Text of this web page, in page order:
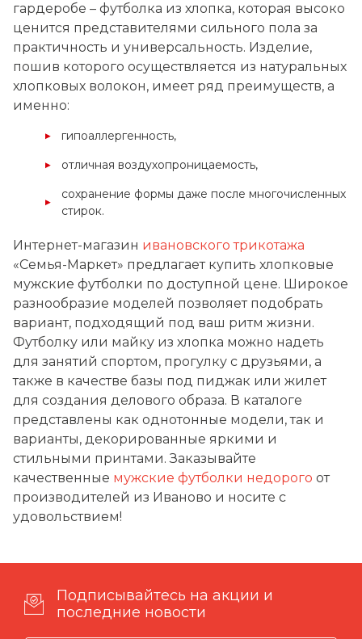
гардеробе – футболка из хлопка, которая высоко
ценится представителями сильного пола за
практичность и универсальность. Изделие,
пошив которого осуществляется из натуральных
хлопковых волокон, имеет ряд преимуществ, а
именно:
гипоаллергенность,
отличная воздухопроницаемость,
сохранение формы даже после многочисленных
стирок.
Интернет-магазин ивановского трикотажа
«Семья-Маркет» предлагает купить хлопковые
мужские футболки по доступной цене. Широкое
разнообразие моделей позволяет подобрать
вариант, подходящий под ваш ритм жизни.
Футболку или майку из хлопка можно надеть
для занятий спортом, прогулку с друзьями, а
также в качестве базы под пиджак или жилет
для создания делового образа. В каталоге
представлены как однотонные модели, так и
варианты, декорированные яркими и
стильными принтами. Заказывайте
качественные мужские футболки недорого от
производителей из Иваново и носите с
удовольствием!
Подписывайтесь на акции и
последние новости